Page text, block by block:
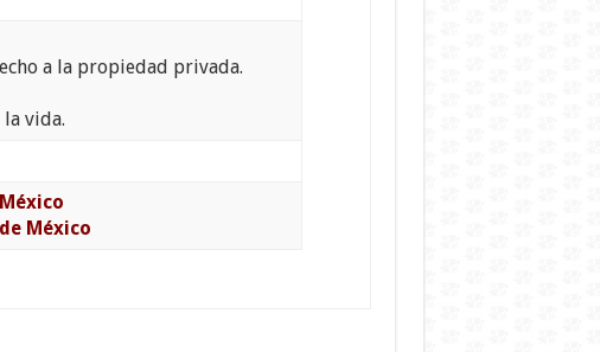
a la propiedad privada.
la vida.
México